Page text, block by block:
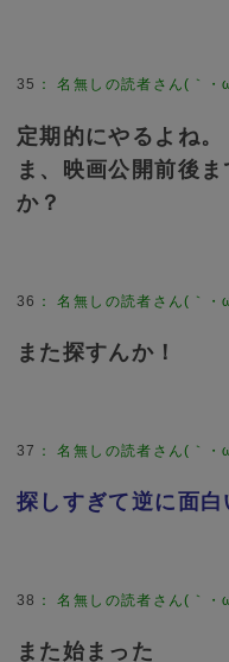
35 ：名無しの読者さん(｀・
定期的にやるよね。
ま、映画公開前後
か？
36 ：名無しの読者さん(｀・
また探すんか！
37 ：名無しの読者さん(｀・
探しすぎて逆に面白
38 ：名無しの読者さん(｀・
また始まった